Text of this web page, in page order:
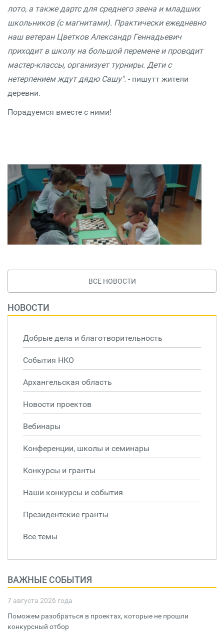
лото, а также дартс для среднего звена и младших
школьников (с магнитами). Практически ежедневно
наш ветеран Цветков Александр Геннадьевич
приходит в школу на большой перемене и проводит
мастер-классы, организует турниры. Дети с
нетерпением ждут дядю Сашу". - пишутт жители
деревни.
Порадуемся вместе с ними!
ВСЕ НОВОСТИ
НОВОСТИ
Добрые дела и благотворительность
События НКО
Архангельская область
Новости проектов
Вебинары
Конференции, школы и семинары
Конкурсы и гранты
Наши конкурсы и события
Президентские гранты
Все темы
ВАЖНЫЕ СОБЫТИЯ
7 августа 2026 года
Поможем разобраться в проектах, которые не прошли
конкурсный отбор